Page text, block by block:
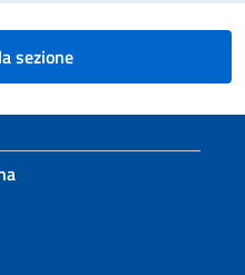
sezione